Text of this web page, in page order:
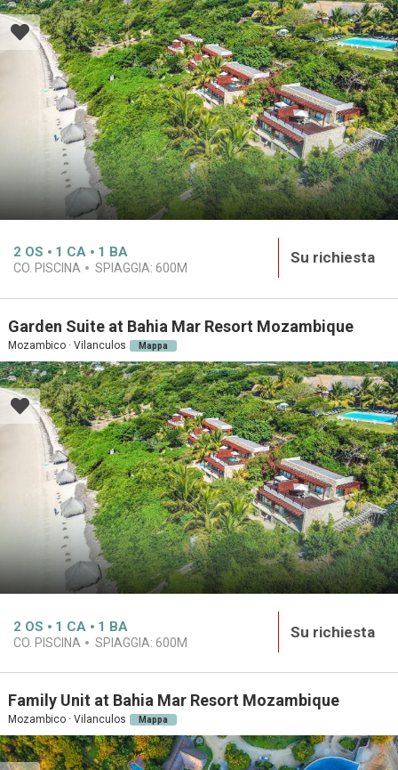
2 OS 1 CA 1 BA
CO. PISCINA SPIAGGIA: 600M
Su richiesta
Garden Suite at Bahia Mar Resort Mozambique
Mozambico · Vilanculos Mappa
2 OS 1 CA 1 BA
CO. PISCINA SPIAGGIA: 600M
Su richiesta
Family Unit at Bahia Mar Resort Mozambique
Mozambico · Vilanculos Mappa